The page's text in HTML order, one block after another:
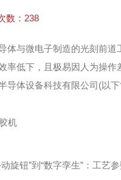
数：238
与微电子制造的光刻前道工
率低下，且极易因人为操作
导体设备科技有限公司(以下
钮”到“数字孪生”：工艺